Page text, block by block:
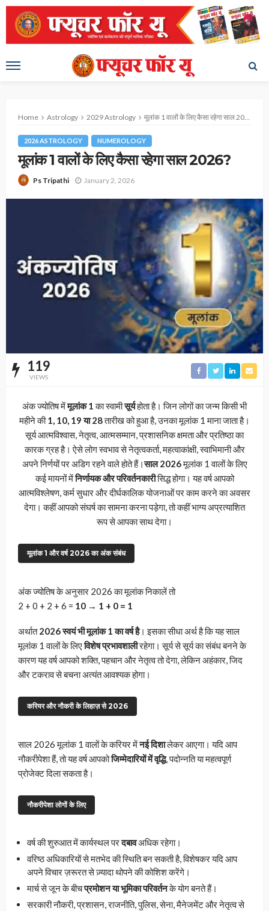
Home Astrology 2029 Astrology मूलांक 1 वालों के लिए कैसा रहेगा साल 2026?
2026 ASTROLOGY NUMEROLOGY
मूलांक 1 वालों के लिए कैसा रहेगा साल 2026?
Ps Tripathi January 2, 2026
119
VIEWS
अंक ज्योतिष मेंमूलांक 1का स्वामीसूर्यहोता है। जिन लोगों का जन्म किसी भी
महीने की1, 10, 19 या 28तारीख को हुआ है, उनका मूलांक 1 माना जाता है।
सूर्य आत्मविश्वास, नेतृत्व, आत्मसम्मान, प्रशासनिक क्षमता और प्रतिष्ठा का
कारक ग्रह है। ऐसे लोग स्वभाव से नेतृत्वकर्ता, महत्वाकांक्षी, स्वाभिमानी और
अपने निर्णयों पर अडिग रहने वाले होते हैं।साल 2026मूलांक 1 वालों के लिए
कई मायनों मेंनिर्णायक और परिवर्तनकारीसिद्ध होगा। यह वर्ष आपको
आत्मविश्लेषण, कर्म सुधार और दीर्घकालिक योजनाओं पर काम करने का अवसर
देगा। कहीं आपको संघर्ष का सामना करना पड़ेगा, तो कहीं भाग्य अप्रत्याशित
रूप से आपका साथ देगा।
मूलांक 1 और वर्ष 2026 का अंक संबंध
अंक ज्योतिष के अनुसार 2026 का मूलांक निकालें तो
2 + 0 + 2 + 6 = 10 → 1 + 0 = 1
अर्थात2026 स्वयं भी मूलांक 1 का वर्ष है। इसका सीधा अर्थ है कि यह साल
मूलांक 1 वालों के लिएविशेष प्रभावशालीरहेगा। सूर्य से सूर्य का संबंध बनने के
कारण यह वर्ष आपको शक्ति, पहचान और नेतृत्व तो देगा, लेकिन अहंकार, जिद
और टकराव से बचना अत्यंत आवश्यक होगा।
करियर और नौकरी के लिहाज़ से 2026
साल 2026 मूलांक 1 वालों के करियर मेंनई दिशालेकर आएगा। यदि आप
नौकरीपेशा हैं, तो यह वर्ष आपकोजिम्मेदारियों में वृद्धि, पदोन्नति या महत्वपूर्ण
प्रोजेक्ट दिला सकता है।
नौकरीपेशा लोगों के लिए
वर्ष की शुरुआत में कार्यस्थल परदबावअधिक रहेगा।
वरिष्ठ अधिकारियों से मतभेद की स्थिति बन सकती है, विशेषकर यदि आप
अपने विचार ज़रूरत से ज़्यादा थोपने की कोशिश करेंगे।
मार्च से जून के बीचप्रमोशन या भूमिका परिवर्तनके योग बनते हैं।
सरकारी नौकरी, प्रशासन, राजनीति, पुलिस, सेना, मैनेजमेंट और नेतृत्व से